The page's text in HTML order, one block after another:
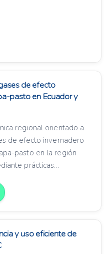
de efecto
pasto en Ecuador y
regional orientado a
de efecto invernadero
pasto en la región
prácticas...
y uso eficiente de